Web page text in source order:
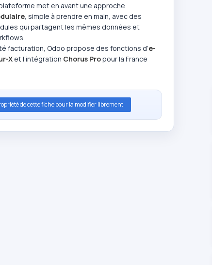
met en avant une approche
, simple à prendre en main, avec des
qui partagent les mêmes données et
facturation, Odoo propose des fonctions d’e-
Xet l’intégration Chorus Propour la France
de cette fiche pour la modifier librement.